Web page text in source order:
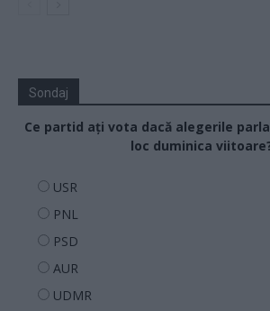
Sondaj
Ce partid ați vota dacă alegerile
loc duminica
USR
PNL
PSD
AUR
UDMR